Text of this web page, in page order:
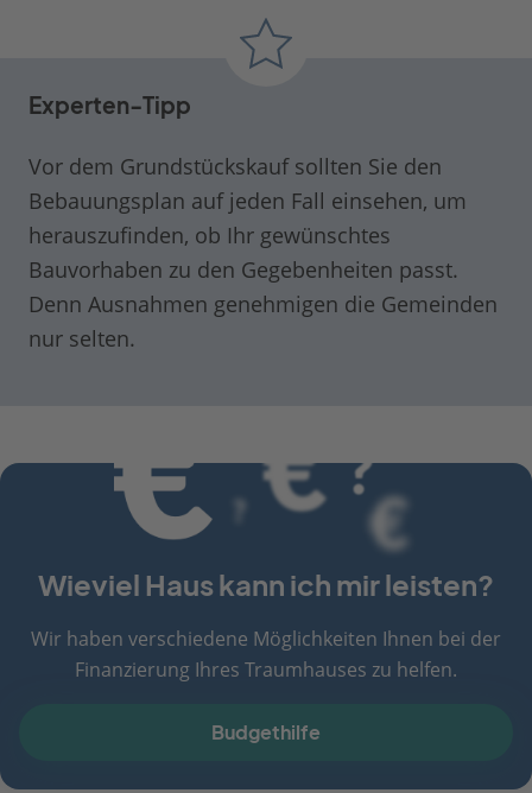
Experten-Tipp
Vor dem Grundstückskauf sollten Sie den
Bebauungsplan auf jeden Fall einsehen, um
herauszufinden, ob Ihr gewünschtes
Bauvorhaben zu den Gegebenheiten passt.
Denn Ausnahmen genehmigen die Gemeinden
nur selten.
Wieviel Haus kann ich mir leisten?
Wir haben verschiedene Möglichkeiten Ihnen bei der
Finanzierung Ihres Traumhauses zu helfen.
Budgethilfe